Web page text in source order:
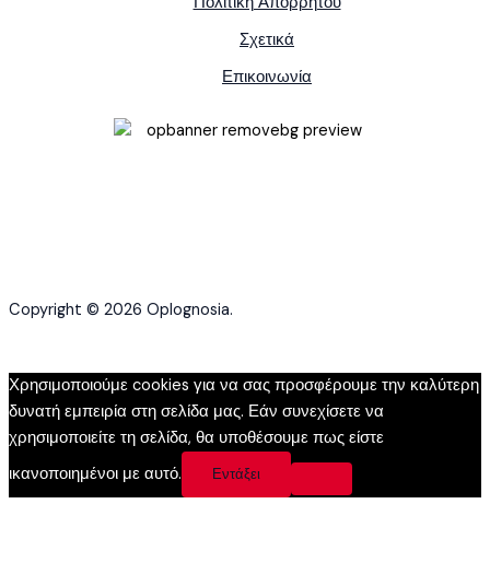
Σχετικά
Επικοινωνία
Copyright © 2026 Oplognosia.
Χρησιμοποιούμε cookies για να σας προσφέρουμε την καλύτερη
δυνατή εμπειρία στη σελίδα μας. Εάν συνεχίσετε να
χρησιμοποιείτε τη σελίδα, θα υποθέσουμε πως είστε
ικανοποιημένοι με αυτό.
Εντάξει